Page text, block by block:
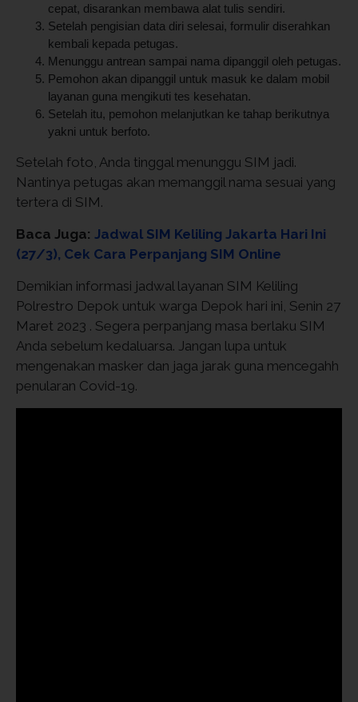
cepat, disarankan membawa alat tulis sendiri.
Setelah pengisian data diri selesai, formulir diserahkan
kembali kepada petugas.
Menunggu antrean sampai nama dipanggil oleh petugas.
Pemohon akan dipanggil untuk masuk ke dalam mobil
layanan guna mengikuti tes kesehatan.
Setelah itu, pemohon melanjutkan ke tahap berikutnya
yakni untuk berfoto.
Setelah foto, Anda tinggal menunggu SIM jadi.
Nantinya petugas akan memanggil nama sesuai yang
tertera di SIM.
Baca Juga: Jadwal SIM Keliling Jakarta Hari Ini
(27/3), Cek Cara Perpanjang SIM Online
Demikian informasi jadwal layanan SIM Keliling
Polrestro Depok untuk warga Depok hari ini, Senin 27
Maret 2023 . Segera perpanjang masa berlaku SIM
Anda sebelum kedaluarsa. Jangan lupa untuk
mengenakan masker dan jaga jarak guna mencegahh
penularan Covid-19.